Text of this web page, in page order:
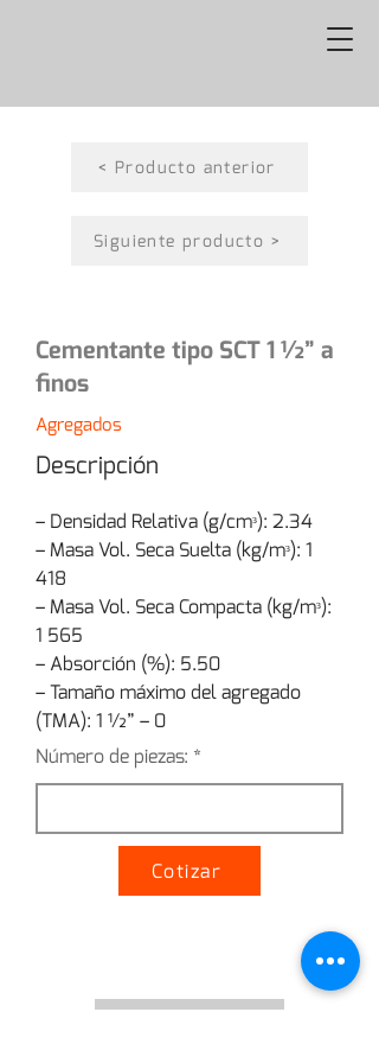
< Producto anterior
Siguiente producto >
Cementante tipo SCT 1 ½” a
finos
Agregados
Descripción
– Densidad Relativa (g/cmᵌ): 2.34
– Masa Vol. Seca Suelta (kg/mᵌ): 1
418
– Masa Vol. Seca Compacta (kg/mᵌ):
1 565
– Absorción (%): 5.50
– Tamaño máximo del agregado
(TMA): 1 ½” – 0
Número de piezas:
Cotizar